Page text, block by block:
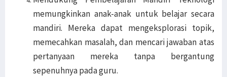
memungkinkan anak-anak untuk belajar secara
mandiri. Mereka dapat mengeksplorasi topik,
memecahkan masalah, dan mencari jawaban atas
pertanyaan mereka tanpa bergantung
sepenuhnya pada guru.